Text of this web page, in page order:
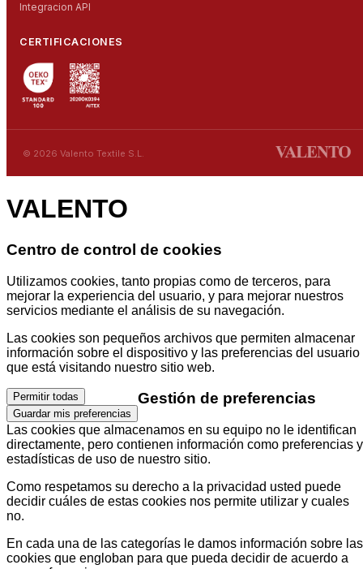
Integracion API
CERTIFICACIONES
© 2026 Valento Textile S.L.
VALENTO
Centro de control de cookies
Utilizamos cookies, tanto propias como de terceros, para
mejorar la experiencia del usuario, y para mejorar nuestros
servicios mediante el análisis de su navegación.
Las cookies son pequeños archivos que permiten almacenar
información sobre el dispositivo y las preferencias del usuario
que está visitando nuestro sitio web.
Permitir todas
Guardar mis preferencias
Gestión de preferencias
Las cookies que almacenamos en su equipo no le identifican
directamente, pero contienen información como preferencias y
estadísticas de uso de nuestro sitio.
Como respetamos su derecho a la privacidad usted puede
decidir cuáles de estas cookies nos permite utilizar y cuales
no.
En cada una de las categorías le damos información sobre las
cookies que engloban para que pueda decidir de acuerdo a